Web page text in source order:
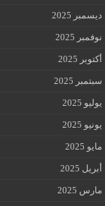
ديسمبر 2025
نوفمبر 2025
أكتوبر 2025
سبتمبر 2025
يوليو 2025
يونيو 2025
مايو 2025
أبريل 2025
مارس 2025